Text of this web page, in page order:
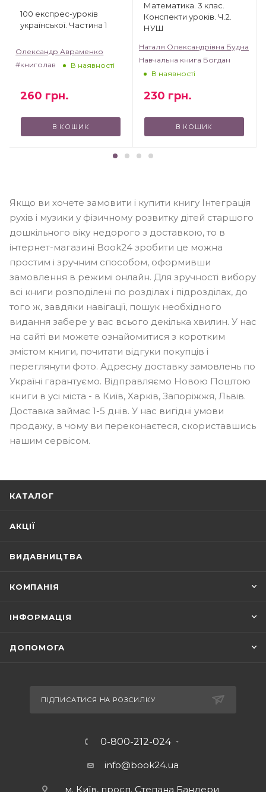
100 експрес-уроків
української. Частина 1
Олександр Авраменко
#книголав
В наявності
260 грн.
В КОШИК
Математика. 3 клас.
Конспекти уроків. Ч.2.
НУШ
Наталя Олександрівна Будна
Навчальна книга Богдан
В наявності
230 грн.
В КОШИК
Якщо ви хочете замовити і купити книгу Інтеграція
рухів і музики у фізичному розвитку дітей старшого
дошкільного віку недорого з доставкою, то в
інтернет-магазині Book24 зробити це можна
простим і зручним способом, оформивши
замовлення в режимі онлайн. Для зручності вибору
всі книги розподілені по розділах і підрозділах, до
того ж, завдяки навігації, пошук необхідного
видання забере у вас всього декілька хвилин. У нас
на сайті ви можете ознайомитися з коротким
змістом книги, почитати відгуки покупців і
переглянути фото. Адресну доставку замовлень по
Україні гарантуємо. Відправляємо Новою Поштою
книги в усі міста - в Київ, Харків, Запоріжжя, Львів.
Доставка займає 1-5 днів. У нас вигідні умови
продажу, в чому ви переконаєтеся, скориставшись
нашим сервісом.
КАТАЛОГ
АКЦІЇ
ВИДАВНИЦТВА
КОМПАНІЯ
ІНФОРМАЦІЯ
ДОПОМОГА
ПІДПИСАТИСЯ НА РОЗСИЛКУ
0-800-212-024
info@book24.ua
м. Київ, просп. Степана Бандери